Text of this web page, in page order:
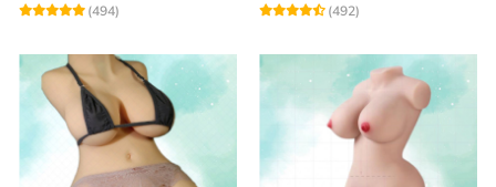
(494)
(492)